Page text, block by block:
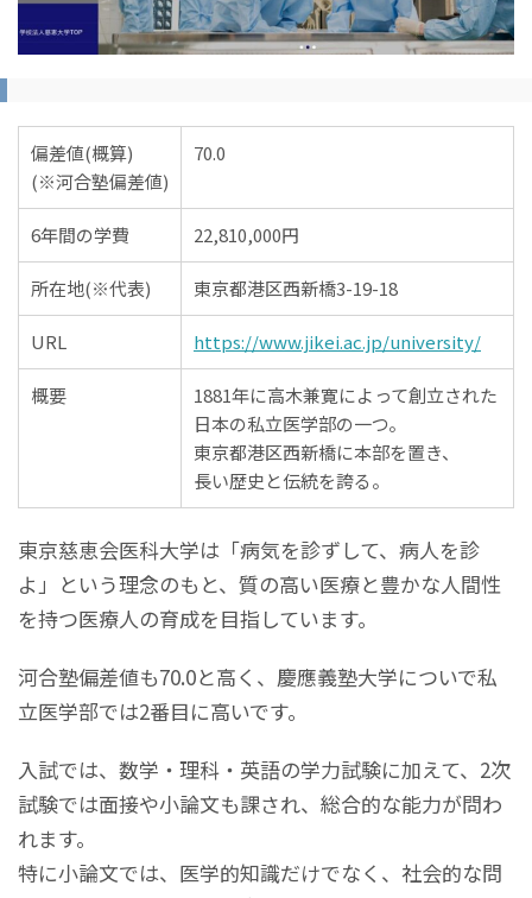
偏差値(概算)
(※河合塾偏差値)
70.0
6年間の学費 22,810,000円
所在地(※代表) 東京都港区西新橋3-19-18
URL https://www.jikei.ac.jp/university/
概要
1881年に高木兼寛によって創立された
日本の私立医学部の一つ。
東京都港区西新橋に本部を置き、
長い歴史と伝統を誇る。
東京慈恵会医科大学は「病気を診ずして、病人を診
よ」という理念のもと、質の高い医療と豊かな人間性
を持つ医療人の育成を目指しています。
河合塾偏差値も70.0と高く、慶應義塾大学についで私
立医学部では2番目に高いです。
入試では、数学・理科・英語の学力試験に加えて、2次
試験では面接や小論文も課され、総合的な能力が問わ
れます。
特に小論文では、医学的知識だけでなく、社会的な問